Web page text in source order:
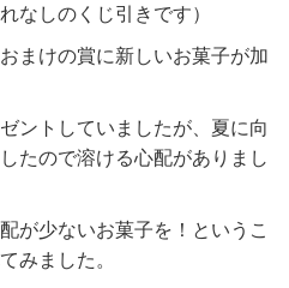
なしのくじ引きです）
まけの賞に新しいお菓子が加
ントしていましたが、夏に向
たので溶ける心配がありまし
が少ないお菓子を！というこ
みました。